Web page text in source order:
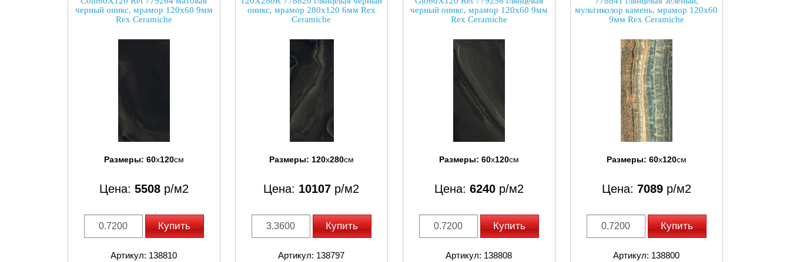
черный оникс, мрамор 120x60 9мм
Rex Ceramiche
Размеры: 60x120см
Цена: 5508р/м2
Купить
Артикул: 138810
оникс, мрамор 280x120 6мм Rex
Ceramiche
Размеры: 120x280см
Цена: 10107 р/м2
Купить
Артикул: 138797
черный оникс, мрамор 120x60 9мм
Rex Ceramiche
Размеры: 60x120см
Цена: 6240р/м2
Купить
Артикул: 138808
мультиколор камень, мрамор 120x60
9мм Rex Ceramiche
Размеры: 60x120см
Цена: 7089р/м2
Купить
Артикул: 138800